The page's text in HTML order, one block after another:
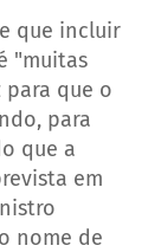
que incluir
"muitas
para que o
para
que a
em
nome de